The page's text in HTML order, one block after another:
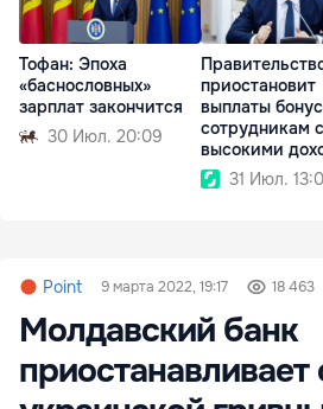
Тофан: Эпоха
«баснословных»
зарплат закончится
30 Июл. 20:09
приостановит
выплаты
сотрудникам с
высокими
31 Июл.
Point 9 марта 2022, 19:17 18 463
Молдавский банк